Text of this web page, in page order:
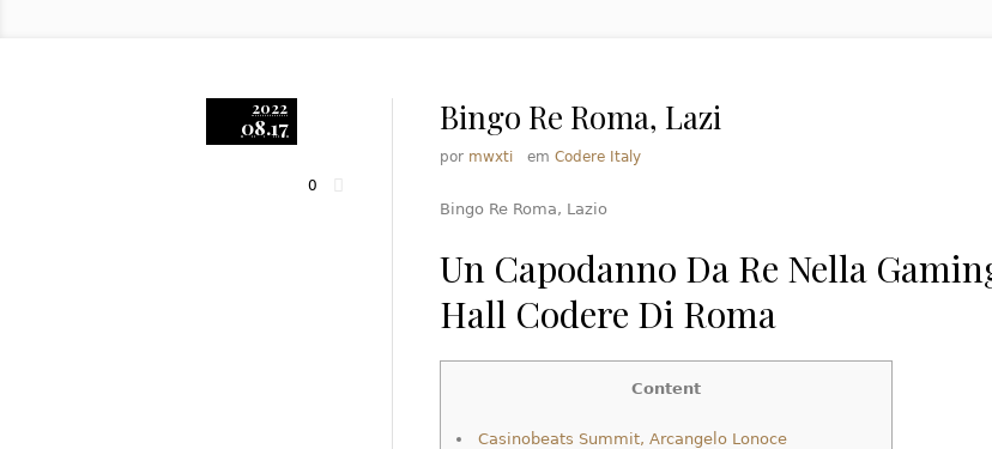
2022
08.17
0
Bingo Re Roma, Lazi
por mwxti em Codere Italy
Bingo Re Roma, Lazio
Un Capodanno Da Re Nella
Hall Codere Di Roma
Content
Casinobeats Summit, Arcangelo Lonoce